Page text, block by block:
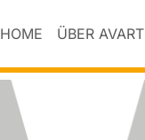
HOME ÜBER AVART